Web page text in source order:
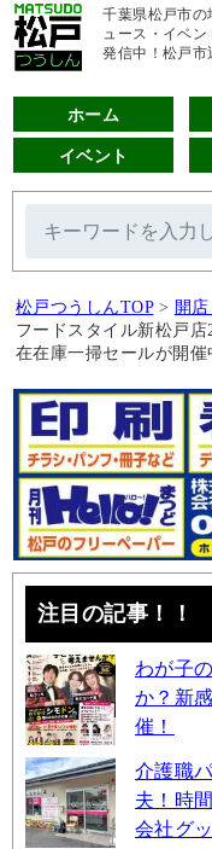
千葉県松戸市
ュース・イベ
発信中！松戸市
ホーム
イベント
松戸つうしんTOP > 開
フードスタイル新松戸
在在庫一掃セールが開催
注目の記事！！
わが子
か？新
催！
介護職
夫！時
会社グ